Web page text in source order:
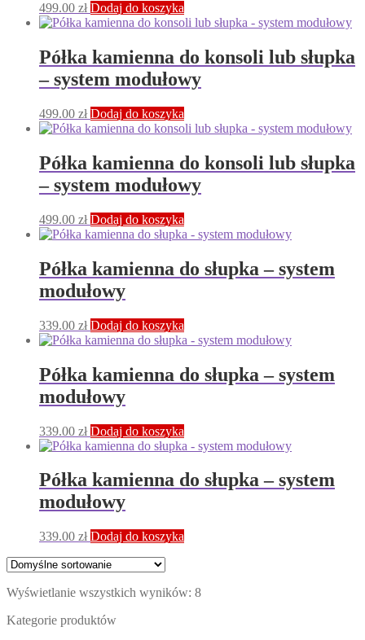
499.00 zł Dodaj do koszyka
Półka kamienna do konsoli lub słupka
– system modułowy
499.00 zł Dodaj do koszyka
Półka kamienna do konsoli lub słupka
– system modułowy
499.00 zł Dodaj do koszyka
Półka kamienna do słupka – system
modułowy
339.00 zł Dodaj do koszyka
Półka kamienna do słupka – system
modułowy
339.00 zł Dodaj do koszyka
Półka kamienna do słupka – system
modułowy
339.00 zł Dodaj do koszyka
Wyświetlanie wszystkich wyników: 8
Kategorie produktów